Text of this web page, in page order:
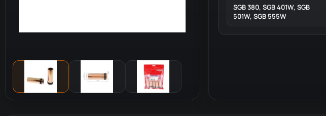
SGB 380, SGB 401W, SGB
501W, SGB 555W